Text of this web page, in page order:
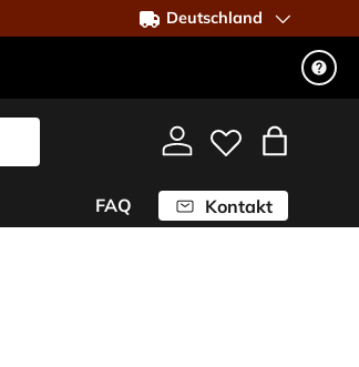
Deutschland
Einloggen
FAQ Kontakt